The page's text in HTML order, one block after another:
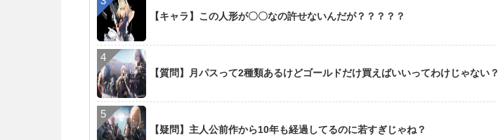
【キャラ】この人形が〇〇なの許せないんだが？？？？？
【質問】月パスって2種類あるけどゴールドだけ買えばいいってわけじゃない？
【疑問】主人公前作から10年も経過してるのに若すぎじゃね？